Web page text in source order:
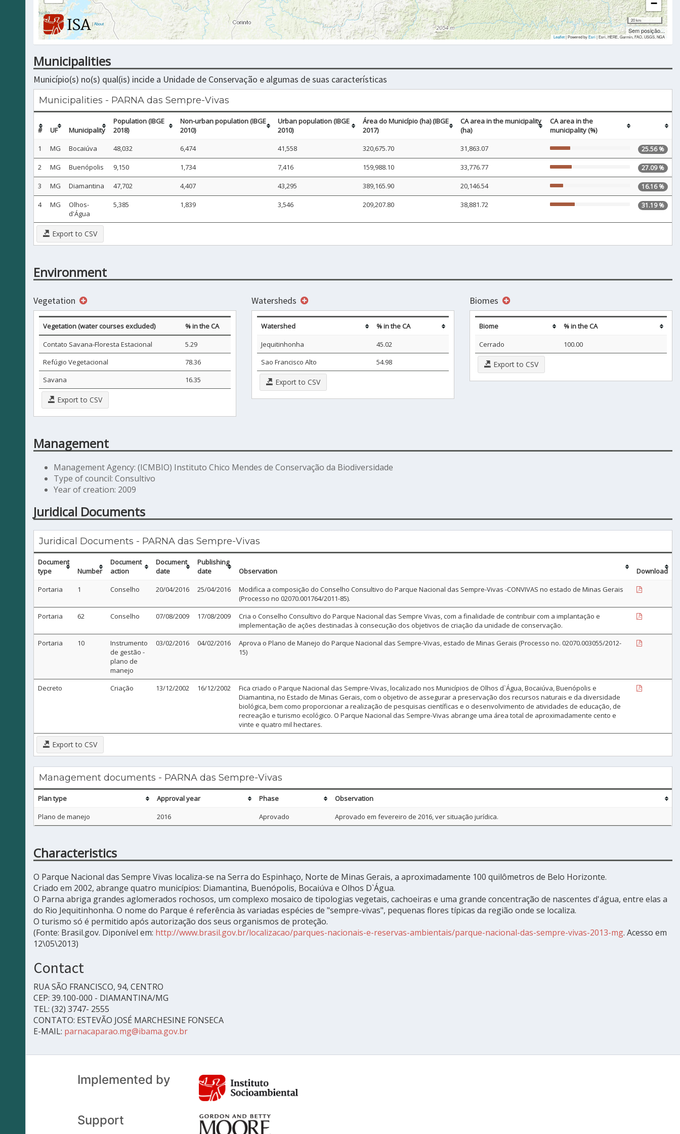
|About
−
20 km
Sem posição...
Leaflet| Powered byEsri|Esri, HERE, Garmin, FAO, USGS, NGA
Municipalities
Município(s) no(s) qual(is) incide a Unidade de Conservação e algumas de suas características
Municipalities - PARNA das Sempre-Vivas
# UF Municipality
Population (IBGE
2018)
Non-urban population (IBGE
2010)
Urban population (IBGE
2010)
Área do Município (ha) (IBGE
2017)
CA area in the municipality
(ha)
CA area in the
municipality (%)
1
MG Bocaiúva 48,032 6,474 41,558 320,675.70 31,863.07 25.56 %
2 MG Buenópolis 9,150 1,734 7,416 159,988.10 33,776.77 27.09 %
3 MG Diamantina 47,702 4,407 43,295 389,165.90 20,146.54 16.16 %
4 MG
Olhos-
d'Água
5,385 1,839 3,546 209,207.80 38,881.72 31.19 %
Export to CSV
Environment
Vegetation
Vegetation (water courses excluded)
% in the CA
Contato Savana-Floresta Estacional
5.29
Refúgio Vegetacional
78.36
Savana
16.35
Export to CSV
Watersheds
Watershed
% in the CA
Jequitinhonha
45.02
Sao Francisco Alto
54.98
Export to CSV
Biomes
Biome
% in the CA
Cerrado
100.00
Export to CSV
Management
Management Agency: (ICMBIO) Instituto Chico Mendes de Conservação da Biodiversidade
Type of council: Consultivo
Year of creation: 2009
Juridical Documents
Juridical Documents - PARNA das Sempre-Vivas
Document
type
Number
Document
action
Document
date
Publishing
date
Observation
Download
Portaria
1 Conselho 20/04/2016 25/04/2016
Modifica a composição do Conselho Consultivo do Parque Nacional das Sempre-Vivas -CONVIVAS no estado de Minas Gerais
(Processo no 02070.001764/2011-85).
Portaria
62 Conselho 07/08/2009 17/08/2009
Cria o Conselho Consultivo do Parque Nacional das Sempre Vivas, com a finalidade de contribuir com a implantação e
implementação de ações destinadas à consecução dos objetivos de criação da unidade de conservação.
Portaria
10
Instrumento
de gestão -
plano de
manejo
03/02/2016 04/02/2016
Aprova o Plano de Manejo do Parque Nacional das Sempre-Vivas, estado de Minas Gerais (Processo no. 02070.003055/2012-
15)
Decreto Criação 13/12/2002 16/12/2002
Fica criado o Parque Nacional das Sempre-Vivas, localizado nos Municípios de Olhos d`Água, Bocaiúva, Buenópolis e
Diamantina, no Estado de Minas Gerais, com o objetivo de assegurar a preservação dos recursos naturais e da diversidade
biológica, bem como proporcionar a realização de pesquisas científicas e o desenvolvimento de atividades de educação, de
recreação e turismo ecológico. O Parque Nacional das Sempre-Vivas abrange uma área total de aproximadamente cento e
vinte e quatro mil hectares.
Export to CSV
Management documents - PARNA das Sempre-Vivas
Plan type Approval year Phase
Observation
Plano de manejo
2016 Aprovado Aprovado em fevereiro de 2016, ver situação jurídica.
Characteristics
O Parque Nacional das Sempre Vivas localiza-se na Serra do Espinhaço, Norte de Minas Gerais, a aproximadamente 100 quilômetros de Belo Horizonte.
Criado em 2002, abrange quatro municípios: Diamantina, Buenópolis, Bocaiúva e Olhos D`Água.
O Parna abriga grandes aglomerados rochosos, um complexo mosaico de tipologias vegetais, cachoeiras e uma grande concentração de nascentes d'água, entre elas a
do Rio Jequitinhonha. O nome do Parque é referência às variadas espécies de "sempre-vivas", pequenas flores típicas da região onde se localiza.
O turismo só é permitido após autorização dos seus organismos de proteção.
(Fonte: Brasil.gov. Diponível em: http://www.brasil.gov.br/localizacao/parques-nacionais-e-reservas-ambientais/parque-nacional-das-sempre-vivas-2013-mg. Acesso em
12\05\2013)
Contact
RUA SÃO FRANCISCO, 94, CENTRO
CEP: 39.100-000 - DIAMANTINA/MG
TEL: (32) 3747- 2555
CONTATO: ESTEVÃO JOSÉ MARCHESINE FONSECA
E-MAIL: parnacaparao.mg@ibama.gov.br